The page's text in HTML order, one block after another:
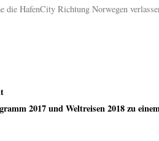
die HafenCity Richtung Norwegen
2017 und Weltreisen 2018 zu